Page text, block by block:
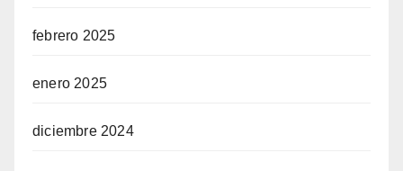
febrero 2025
enero 2025
diciembre 2024